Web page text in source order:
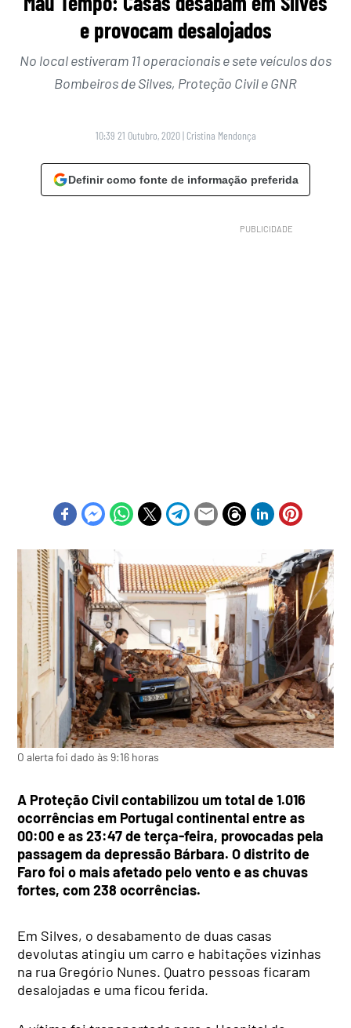
e provocam desalojados
No local estiveram 11 operacionais e sete veículos dos
Bombeiros de Silves, Proteção Civil e GNR
10:39 21 Outubro, 2020 | Cristina Mendonça
Definir como fonte de informação preferida
O alerta foi dado às 9:16 horas
A Proteção Civil contabilizou um total de 1.016
ocorrências em Portugal continental entre as
00:00 e as 23:47 de terça-feira, provocadas pela
passagem da depressão Bárbara. O distrito de
Faro foi o mais afetado pelo vento e as chuvas
fortes, com 238 ocorrências.
Em Silves, o desabamento de duas casas
devolutas atingiu um carro e habitações vizinhas
na rua Gregório Nunes. Quatro pessoas ficaram
desalojadas e uma ficou ferida.